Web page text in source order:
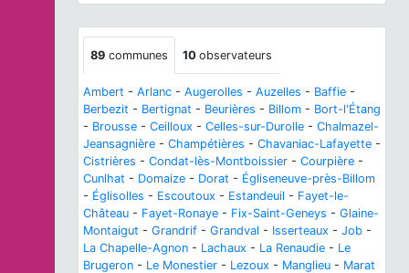
89 communes 10 observateurs
Ambert - Arlanc - Augerolles - Auzelles - Baffie -
Berbezit - Bertignat - Beurières - Billom - Bort-l'Étang
- Brousse - Ceilloux - Celles-sur-Durolle - Chalmazel-
Jeansagnière - Champétières - Chavaniac-Lafayette -
Cistrières - Condat-lès-Montboissier - Courpière -
Cunlhat - Domaize - Dorat - Égliseneuve-près-Billom
- Églisolles - Escoutoux - Estandeuil - Fayet-le-
Château - Fayet-Ronaye - Fix-Saint-Geneys - Glaine-
Montaigut - Grandrif - Grandval - Isserteaux - Job -
La Chapelle-Agnon - Lachaux - La Renaudie - Le
Brugeron - Le Monestier - Lezoux - Manglieu - Marat